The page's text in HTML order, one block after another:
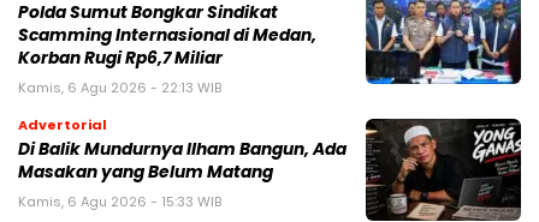
Polda Sumut Bongkar Sindikat
Scamming Internasional di Medan,
Korban Rugi Rp6,7 Miliar
Kamis, 6 Agu 2026 - 22:13 WIB
Advertorial
Di Balik Mundurnya Ilham Bangun, Ada
Masakan yang Belum Matang
Kamis, 6 Agu 2026 - 15:33 WIB